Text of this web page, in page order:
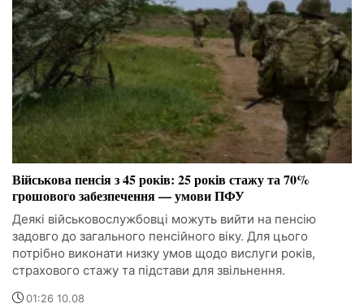
Військова пенсія з 45 років: 25 років стажу та 70%
грошового забезпечення — умови ПФУ
Деякі військовослужбовці можуть вийти на пенсію
задовго до загального пенсійного віку. Для цього
потрібно виконати низку умов щодо вислуги років,
страхового стажу та підстави для звільнення.
01:26 10.08